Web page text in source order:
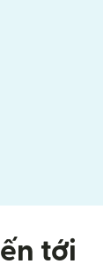
tới